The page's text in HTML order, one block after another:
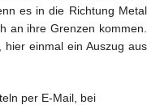
es in die Richtung Metal
an ihre Grenzen kommen.
einmal ein Auszug aus
per E-Mail, bei